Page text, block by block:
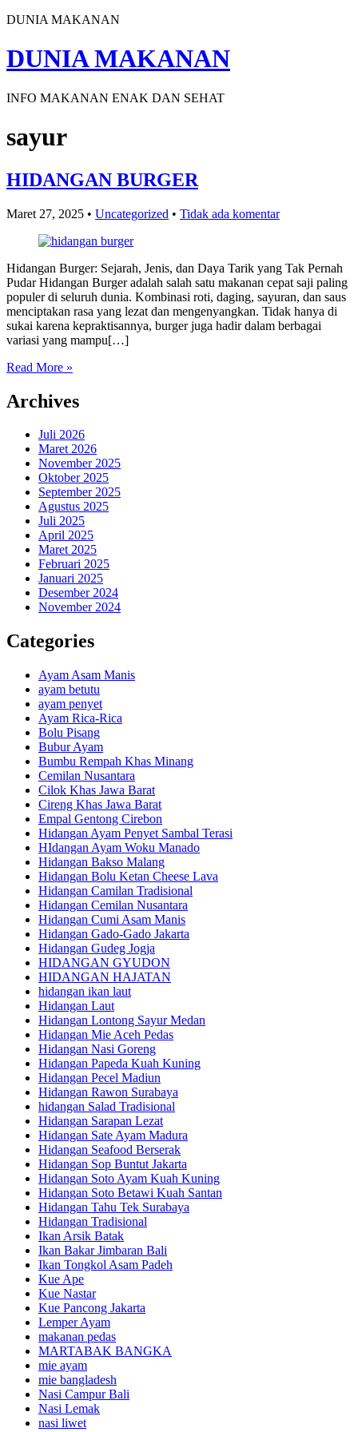
DUNIA MAKANAN
DUNIA MAKANAN
INFO MAKANAN ENAK DAN SEHAT
sayur
HIDANGAN BURGER
Maret 27, 2025 • Uncategorized • Tidak ada komentar
Hidangan Burger: Sejarah, Jenis, dan Daya Tarik yang Tak Pernah
Pudar Hidangan Burger adalah salah satu makanan cepat saji paling
populer di seluruh dunia. Kombinasi roti, daging, sayuran, dan saus
menciptakan rasa yang lezat dan mengenyangkan. Tidak hanya di
sukai karena kepraktisannya, burger juga hadir dalam berbagai
variasi yang mampu[…]
Read More »
Archives
Juli 2026
Maret 2026
November 2025
Oktober 2025
September 2025
Agustus 2025
Juli 2025
April 2025
Maret 2025
Februari 2025
Januari 2025
Desember 2024
November 2024
Categories
Ayam Asam Manis
ayam betutu
ayam penyet
Ayam Rica-Rica
Bolu Pisang
Bubur Ayam
Bumbu Rempah Khas Minang
Cemilan Nusantara
Cilok Khas Jawa Barat
Cireng Khas Jawa Barat
Empal Gentong Cirebon
Hidangan Ayam Penyet Sambal Terasi
HIdangan Ayam Woku Manado
Hidangan Bakso Malang
Hidangan Bolu Ketan Cheese Lava
Hidangan Camilan Tradisional
Hidangan Cemilan Nusantara
Hidangan Cumi Asam Manis
Hidangan Gado-Gado Jakarta
Hidangan Gudeg Jogja
HIDANGAN GYUDON
HIDANGAN HAJATAN
hidangan ikan laut
Hidangan Laut
Hidangan Lontong Sayur Medan
Hidangan Mie Aceh Pedas
Hidangan Nasi Goreng
Hidangan Papeda Kuah Kuning
Hidangan Pecel Madiun
Hidangan Rawon Surabaya
hidangan Salad Tradisional
Hidangan Sarapan Lezat
Hidangan Sate Ayam Madura
Hidangan Seafood Berserak
Hidangan Sop Buntut Jakarta
Hidangan Soto Ayam Kuah Kuning
Hidangan Soto Betawi Kuah Santan
Hidangan Tahu Tek Surabaya
Hidangan Tradisional
Ikan Arsik Batak
Ikan Bakar Jimbaran Bali
Ikan Tongkol Asam Padeh
Kue Ape
Kue Nastar
Kue Pancong Jakarta
Lemper Ayam
makanan pedas
MARTABAK BANGKA
mie ayam
mie bangladesh
Nasi Campur Bali
Nasi Lemak
nasi liwet